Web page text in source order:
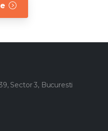
Sector 3, Bucuresti